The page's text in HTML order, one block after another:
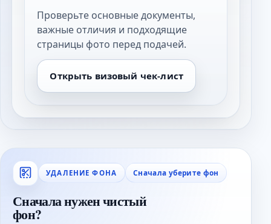
Проверьте основные документы,
важные отличия и подходящие
страницы фото перед подачей.
Открыть визовый чек-лист
УДАЛЕНИЕ ФОНА Сначала уберите фон
Сначала нужен чистый
фон?